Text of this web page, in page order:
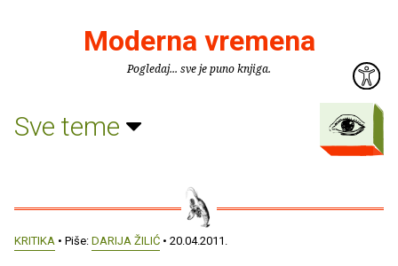
Moderna vremena
Pogledaj... sve je puno knjiga.
Sve teme
KRITIKA • Piše: DARIJA ŽILIĆ • 20.04.2011.